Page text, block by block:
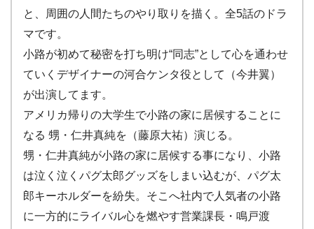
と、周囲の人間たちのやり取りを描く。全5話のドラ
マです。
小路が初めて秘密を打ち明け“同志”として心を通わせ
ていくデザイナーの河合ケンタ役として（今井翼）
が出演してます。
アメリカ帰りの大学生で小路の家に居候することに
なる 甥・仁井真純を（藤原大祐）演じる。
甥・仁井真純が小路の家に居候する事になり、小路
は泣く泣くパグ太郎グッズをしまい込むが、パグ太
郎キーホルダーを紛失。そこへ社内で人気者の小路
に一方的にライバル心を燃やす営業課長・鳴戸渡